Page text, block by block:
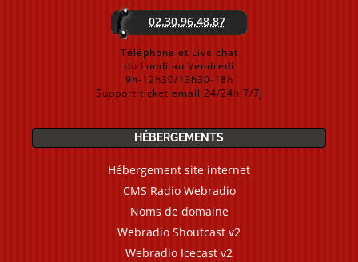
02.30.96.48.87
Téléphone et Live chat
du Lundi au Vendredi
9h-12h30/13h30-18h
Support ticket email 24/24h 7/7j
HÉBERGEMENTS
Hébergement site internet
CMS Radio Webradio
Noms de domaine
Webradio Shoutcast v2
Webradio Icecast v2